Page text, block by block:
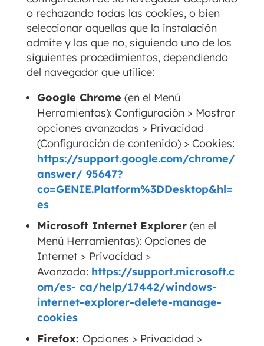
o rechazando todas las cookies, o bien
seleccionar aquellas que la instalación
admite y las que no, siguiendo uno de los
siguientes procedimientos, dependiendo
del navegador que utilice:
Google Chrome (en el Menú
Herramientas): Configuración > Mostrar
opciones avanzadas > Privacidad
(Configuración de contenido) > Cookies:
https://support.google.com/chrome/
answer/ 95647?
co=GENIE.Platform%3DDesktop&hl=
es
Microsoft Internet Explorer(en el
Menú Herramientas): Opciones de
Internet > Privacidad >
Avanzada: https://support.microsoft.c
om/es- ca/help/17442/windows-
internet-explorer-delete-manage-
cookies
Firefox: Opciones > Privacidad >